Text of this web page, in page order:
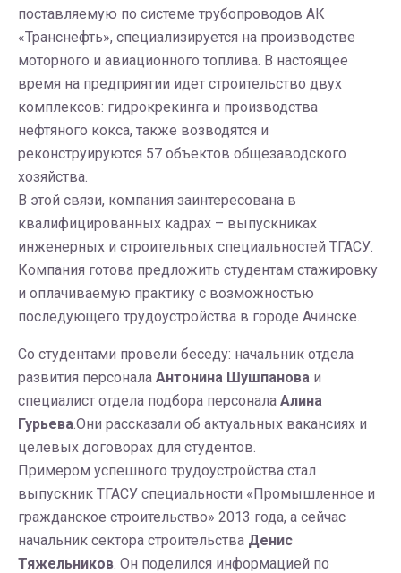
поставляемую по системе трубопроводов АК
«Транснефть», специализируется на производстве
моторного и авиационного топлива. В настоящее
время на предприятии идет строительство двух
комплексов: гидрокрекинга и производства
нефтяного кокса, также возводятся и
реконструируются 57 объектов общезаводского
хозяйства.
В этой связи, компания заинтересована в
квалифицированных кадрах – выпускниках
инженерных и строительных специальностей ТГАСУ.
Компания готова предложить студентам стажировку
и оплачиваемую практику с возможностью
последующего трудоустройства в городе Ачинске.
Со студентами провели беседу: начальник отдела
развития персонала Антонина Шушпанова и
специалист отдела подбора персонала Алина
Гурьева.Они рассказали об актуальных вакансиях и
целевых договорах для студентов.
Примером успешного трудоустройства стал
выпускник ТГАСУ специальности «Промышленное и
гражданское строительство» 2013 года, а сейчас
начальник сектора строительства Денис
Тяжельников. Он поделился информацией по